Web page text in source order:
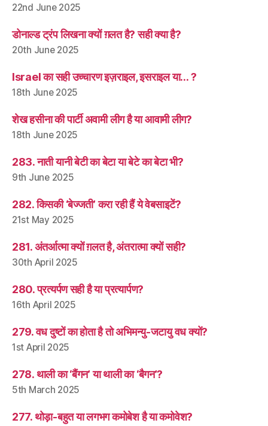
22nd June 2025
डोनाल्ड ट्रंप लिखना क्यों ग़लत है? सही क्या है?
20th June 2025
Israel का सही उच्चारण इज़राइल, इसराइल या… ?
18th June 2025
शेख हसीना की पार्टी अवामी लीग है या आवामी लीग?
18th June 2025
283. नाती यानी बेटी का बेटा या बेटे का बेटा भी?
9th June 2025
282. किसकी ‘बेज्जती’ करा रही हैं ये वेबसाइटें?
21st May 2025
281. अंतर्आत्मा क्यों ग़लत है, अंतरात्मा क्यों सही?
30th April 2025
280. प्रत्यर्पण सही है या प्रत्यार्पण?
16th April 2025
279. वध दुष्टों का होता है तो अभिमन्यु-जटायु वध क्यों?
1st April 2025
278. थाली का ‘बैंगन’ या थाली का ‘बैगन’?
5th March 2025
277. थोड़ा-बहुत या लगभग कमोबेश है या कमोवेश?